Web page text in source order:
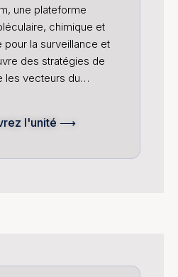
une plateforme
chimique et
pour la surveillance et
des stratégies de
les vecteurs du…
l'unité ⟶